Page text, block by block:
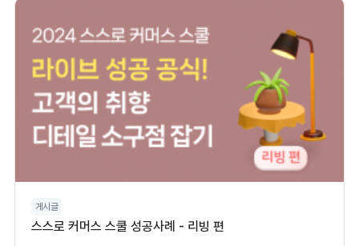
게시글
스스로 커머스 스쿨 성공사례 - 리빙 편